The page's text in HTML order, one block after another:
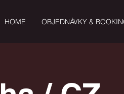
HOME OBJEDNÁVKY &